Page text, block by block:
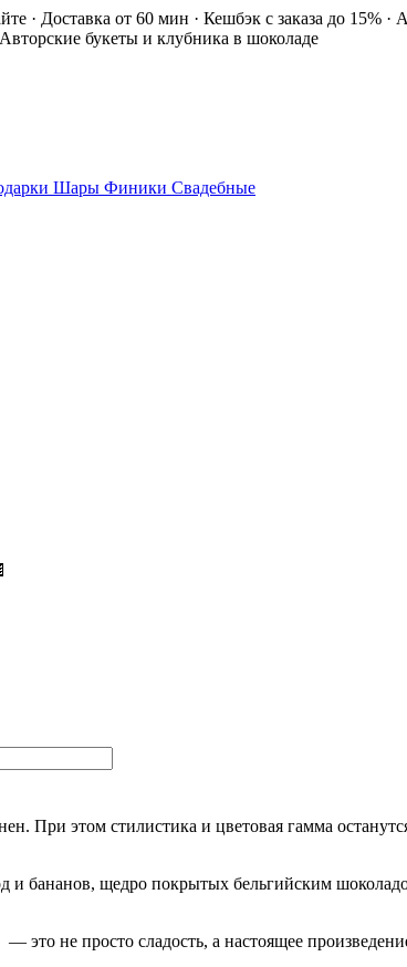
· Доставка от 60 мин · Кешбэк с заказа до 15%
букеты и клубника в шоколаде
Шары Финики Свадебные
При этом стилистика и цветовая гамма
бананов, щедро покрытых бельгийским
не просто сладость, а настоящее